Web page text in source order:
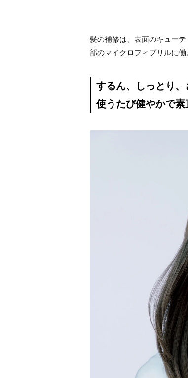
髪の補修は、表面のキュー
部のマイクロフィブリルに働
するん、しっとり、
使うたび健やかで素